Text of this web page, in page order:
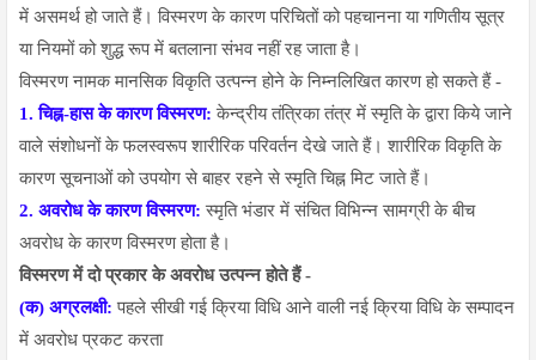
में असमर्थ हो जाते हैं। विस्मरण के कारण परिचितों को पहचानना या गणितीय सूत्र
या नियमों को शुद्ध रूप में बतलाना संभव नहीं रह जाता है।
विस्मरण नामक मानसिक विकृति उत्पन्न होने के निम्नलिखित कारण हो सकते हैं -
1. चिह्न-हास के कारण विस्मरण:केन्द्रीय तंत्रिका तंत्र में स्मृति के द्वारा किये जाने
वाले संशोधनों के फलस्वरूप शारीरिक परिवर्तन देखे जाते हैं। शारीरिक विकृति के
कारण सूचनाओं को उपयोग से बाहर रहने से स्मृति चिह्न मिट जाते हैं।
2. अवरोध के कारण विस्मरण:स्मृति भंडार में संचित विभिन्न सामग्री के बीच
अवरोध के कारण विस्मरण होता है।
विस्मरण में दो प्रकार के अवरोध उत्पन्न होते हैं -
(क) अग्रलक्षी:पहले सीखी गई क्रिया विधि आने वाली नई क्रिया विधि के सम्पादन
में अवरोध प्रकट करता